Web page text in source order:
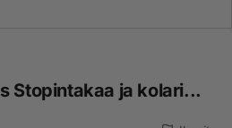
Stopintakaa ja kolari...